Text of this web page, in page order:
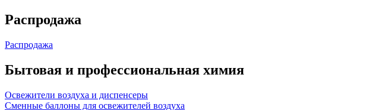
Распродажа
Распродажа
Бытовая и профессиональная химия
Освежители воздуха и диспенсеры
Сменные баллоны для освежителей воздуха